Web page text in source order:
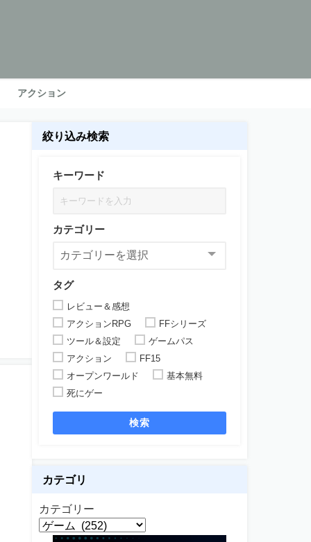
アクション
絞り込み検索
キーワード
カテゴリー
タグ
レビュー＆感想
アクションRPG
FFシリーズ
ツール＆設定
ゲームパス
アクション
FF15
オープンワールド
基本無料
死にゲー
検索
カテゴリ
カテゴリー